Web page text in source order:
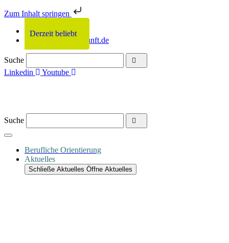
Zum Inhalt springen
0331 2011-679
info@netzwerkzukunft.de
Suche
Linkedin
Youtube
Suche
Berufliche Orientierung
Aktuelles
Schließe Aktuelles Öffne Aktuelles
Derzeit beliebt
Derzeit beliebt
Derzeit beliebt
Derzeit beliebt